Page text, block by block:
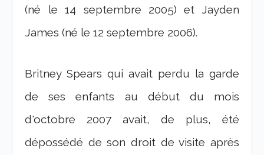
(né le 14 septembre 2005) et Jayden
James (né le 12 septembre 2006).
Britney Spears qui avait perdu la garde
de ses enfants au début du mois
d'octobre 2007 avait, de plus, été
dépossédé de son droit de visite après